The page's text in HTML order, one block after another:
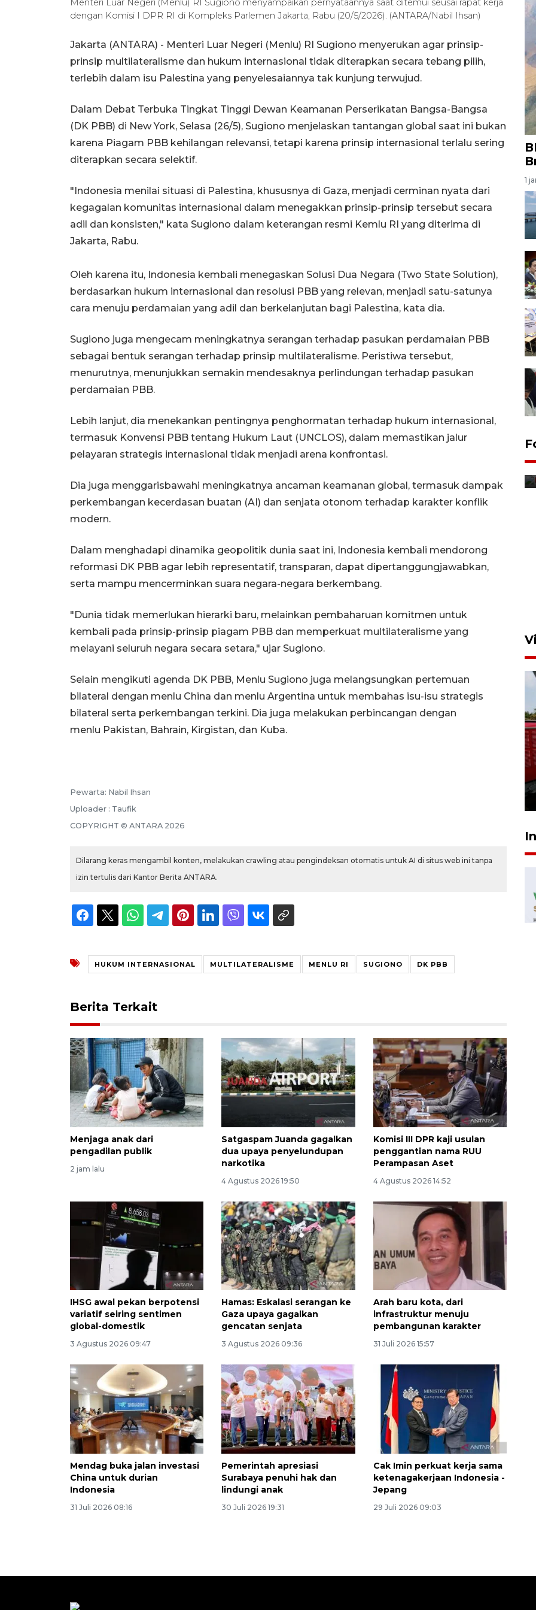
Menteri Luar Negeri (Menlu) RI Sugiono menyampaikan pernyataannya saat ditemui seusai rapat kerja
dengan Komisi I DPR RI di Kompleks Parlemen Jakarta, Rabu (20/5/2026). (ANTARA/Nabil Ihsan)
Jakarta (ANTARA) - Menteri Luar Negeri (Menlu) RI Sugiono menyerukan agar prinsip-
prinsip multilateralisme dan hukum internasional tidak diterapkan secara tebang pilih,
terlebih dalam isu Palestina yang penyelesaiannya tak kunjung terwujud.
Dalam Debat Terbuka Tingkat Tinggi Dewan Keamanan Perserikatan Bangsa-Bangsa
(DK PBB) di New York, Selasa (26/5), Sugiono menjelaskan tantangan global saat ini bukan
karena Piagam PBB kehilangan relevansi, tetapi karena prinsip internasional terlalu sering
diterapkan secara selektif.
"Indonesia menilai situasi di Palestina, khususnya di Gaza, menjadi cerminan nyata dari
kegagalan komunitas internasional dalam menegakkan prinsip-prinsip tersebut secara
adil dan konsisten," kata Sugiono dalam keterangan resmi Kemlu RI yang diterima di
Jakarta, Rabu.
Oleh karena itu, Indonesia kembali menegaskan Solusi Dua Negara (Two State Solution),
berdasarkan hukum internasional dan resolusi PBB yang relevan, menjadi satu-satunya
cara menuju perdamaian yang adil dan berkelanjutan bagi Palestina, kata dia.
Sugiono juga mengecam meningkatnya serangan terhadap pasukan perdamaian PBB
sebagai bentuk serangan terhadap prinsip multilateralisme. Peristiwa tersebut,
menurutnya, menunjukkan semakin mendesaknya perlindungan terhadap pasukan
perdamaian PBB.
Lebih lanjut, dia menekankan pentingnya penghormatan terhadap hukum internasional,
termasuk Konvensi PBB tentang Hukum Laut (UNCLOS), dalam memastikan jalur
pelayaran strategis internasional tidak menjadi arena konfrontasi.
Dia juga menggarisbawahi meningkatnya ancaman keamanan global, termasuk dampak
perkembangan kecerdasan buatan (AI) dan senjata otonom terhadap karakter konflik
modern.
Dalam menghadapi dinamika geopolitik dunia saat ini, Indonesia kembali mendorong
reformasi DK PBB agar lebih representatif, transparan, dapat dipertanggungjawabkan,
serta mampu mencerminkan suara negara-negara berkembang.
"Dunia tidak memerlukan hierarki baru, melainkan pembaharuan komitmen untuk
kembali pada prinsip-prinsip piagam PBB dan memperkuat multilateralisme yang
melayani seluruh negara secara setara," ujar Sugiono.
Selain mengikuti agenda DK PBB, Menlu Sugiono juga melangsungkan pertemuan
bilateral dengan menlu China dan menlu Argentina untuk membahas isu-isu strategis
bilateral serta perkembangan terkini. Dia juga melakukan perbincangan dengan
menlu Pakistan, Bahrain, Kirgistan, dan Kuba.
Pewarta: Nabil Ihsan
Uploader : Taufik
COPYRIGHT © ANTARA 2026
Dilarang keras mengambil konten, melakukan crawling atau pengindeksan otomatis untuk AI di situs web ini tanpa
izin tertulis dari Kantor Berita ANTARA.
HUKUM INTERNASIONAL MULTILATERALISME MENLU RI SUGIONO DK PBB
Berita Terkait
Menjaga anak dari
pengadilan publik
2 jam lalu
Satgaspam Juanda gagalkan
dua upaya penyelundupan
narkotika
4 Agustus 2026 19:50
Komisi III DPR kaji usulan
penggantian nama RUU
Perampasan Aset
4 Agustus 2026 14:52
IHSG awal pekan berpotensi
variatif seiring sentimen
global-domestik
3 Agustus 2026 09:47
Hamas: Eskalasi serangan ke
Gaza upaya gagalkan
gencatan senjata
3 Agustus 2026 09:36
Arah baru kota, dari
infrastruktur menuju
pembangunan karakter
31 Juli 2026 15:57
Mendag buka jalan investasi
China untuk durian
Indonesia
31 Juli 2026 08:16
Pemerintah apresiasi
Surabaya penuhi hak dan
lindungi anak
30 Juli 2026 19:31
Cak Imin perkuat kerja sama
ketenagakerjaan Indonesia -
Jepang
29 Juli 2026 09:03
1
Distribusi bantuan mesin
12 jam lalu
Waspadai penyakit saat
musim kemarau
2026-08-05 12:00:00